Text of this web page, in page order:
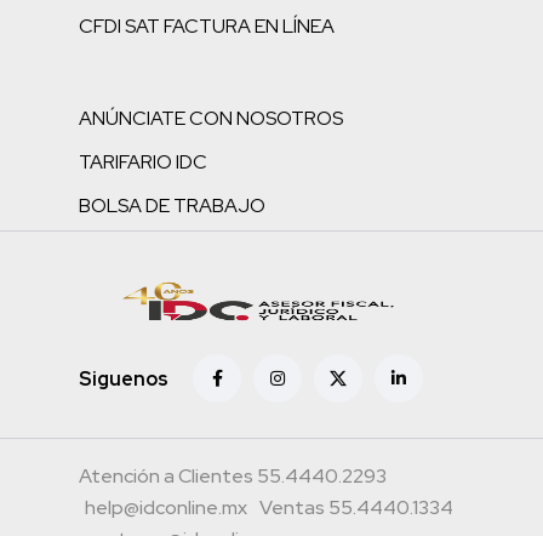
CFDI SAT FACTURA EN LÍNEA
ANÚNCIATE CON NOSOTROS
TARIFARIO IDC
BOLSA DE TRABAJO
Siguenos
Atención a Clientes 55.4440.2293
help@idconline.mx Ventas 55.4440.1334